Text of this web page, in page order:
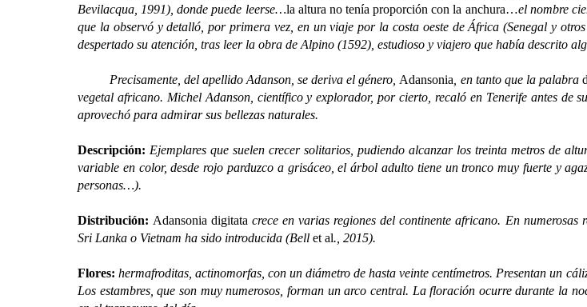
Bevilacqua 1991), donde puede leerse…la altura no tenía proporción con la anchura…el nombre
que la observó y detalló, por primera vez, en un viaje por la costa oeste de África (Senegal y
despertado su atención, tras leer la obra de Alpino (1592), estudioso y viajero que había descrito
Precisamente, del apellidoAdanson , se deriva el género, Adansonia , en tanto que la palabra
vegetal africano. Michel Adanson, científico y explorador, por cierto, recaló en Tenerife antes
aprovechó para admirar sus bellezas naturales.
Descripción: Ejemplares que suelen crecer solitarios, pudiendo alcanzar los treinta metros de
variable en color, desde rojo parduzco a grisáceo, el árbol adulto tiene un tronco muy fuerte y
personas…).
Distribución: Adansonia digitata crece en varias regiones del continente africano. En
Sri Lanka o Vietnam ha sido introducida (Bell et al., 2015).
Flores: hermafroditas, actinomorfas, con un diámetro de hasta veinte centímetros. Presentan un
Los estambres, que son muy numerosos, forman un arco central. La floración ocurre durante la